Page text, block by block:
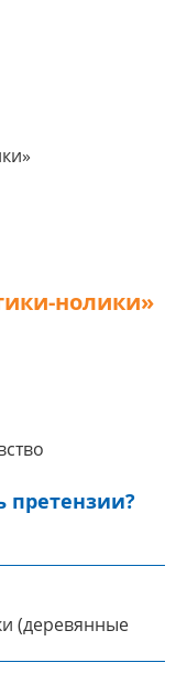
нолики»
претензии?
(деревянные